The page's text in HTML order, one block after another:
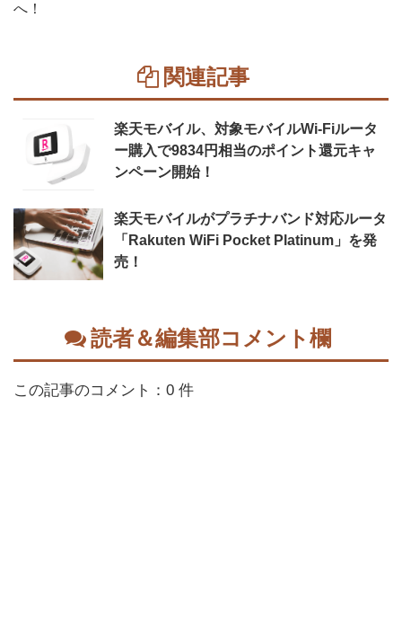
へ！
関連記事
楽天モバイル、対象モバイルWi-Fiルータ
ー購入で9834円相当のポイント還元キャ
ンペーン開始！
楽天モバイルがプラチナバンド対応ルータ
「Rakuten WiFi Pocket Platinum」を発
売！
読者＆編集部コメント欄
この記事のコメント：0 件